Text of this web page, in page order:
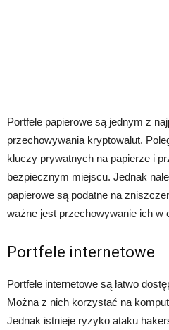
Portfele papierowe są jednym z
przechowywania kryptowalut.
kluczy prywatnych na papierze i
bezpiecznym miejscu. Jednak
papierowe są podatne na
ważne jest przechowywanie ich w
Portfele internetowe
Portfele internetowe są łatwo
Można z nich korzystać na
Jednak istnieje ryzyko ataku